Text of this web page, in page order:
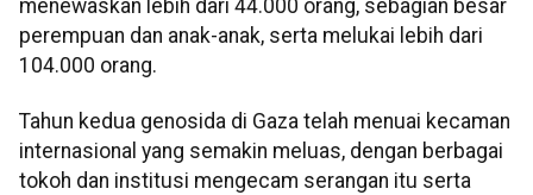
menewaskan lebih dari 44.000 orang, sebagian besar
perempuan dan anak-anak, serta melukai lebih dari
104.000 orang.
Tahun kedua genosida di Gaza telah menuai kecaman
internasional yang semakin meluas, dengan berbagai
tokoh dan institusi mengecam serangan itu serta